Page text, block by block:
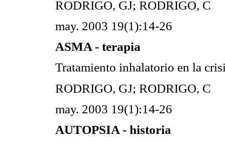
RODRIGO, GJ; RODRIGO, C
may. 2003 19(1):14-26
ASMA - terapia
Tratamiento inhalatorio en la
RODRIGO, GJ; RODRIGO, C
may. 2003 19(1):14-26
AUTOPSIA - historia